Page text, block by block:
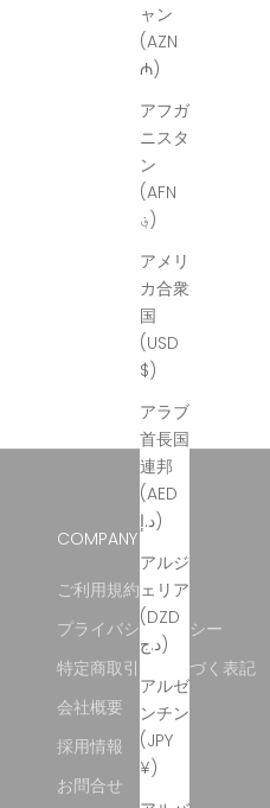
ャン
(AZN
₼)
アフガ
ニスタ
ン
(AFN
؋)
アメリ
カ合衆
国
(USD
$)
アラブ
首長国
連邦
(AED
د.إ)
アルジ
ェリア
(DZD
د.ج)
アルゼ
ンチン
(JPY
¥)
COMPANY
ご利用規約
プライバシーポリシー
特定商取引法に基づく表記
会社概要
採用情報
お問合せ